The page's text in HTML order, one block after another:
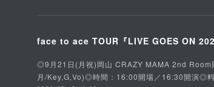
face to ace TOUR『LIVE GOES ON
◎9月21日(月祝)岡山 CRAZY MAMA 2nd
月/Key,G,Vo)◎時間：16:00開場／16:30開演◎